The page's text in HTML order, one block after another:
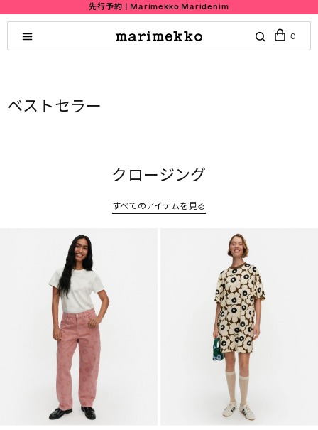
先行予約 | Marimekko Maridenim
0
ベストセラー
クロージング
すべてのアイテムを見る